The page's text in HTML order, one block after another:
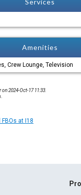
Services
Amenities
Crew Lounge, Television
2024-Oct-17 11:33.
at I18